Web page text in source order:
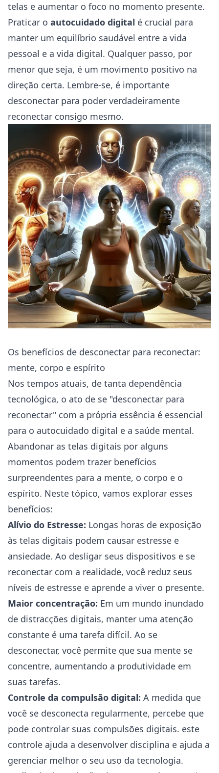
telas e aumentar o foco no momento presente.
Praticar o autocuidado digital é crucial para
manter um equilíbrio saudável entre a vida
pessoal e a vida digital. Qualquer passo, por
menor que seja, é um movimento positivo na
direção certa. Lembre-se, é importante
desconectar para poder verdadeiramente
reconectar consigo mesmo.
Os benefícios de desconectar para reconectar:
mente, corpo e espírito
Nos tempos atuais, de tanta dependência
tecnológica, o ato de se "desconectar para
reconectar" com a própria essência é essencial
para o autocuidado digital e a saúde mental.
Abandonar as telas digitais por alguns
momentos podem trazer benefícios
surpreendentes para a mente, o corpo e o
espírito. Neste tópico, vamos explorar esses
benefícios:
Alívio do Estresse: Longas horas de exposição
às telas digitais podem causar estresse e
ansiedade. Ao desligar seus dispositivos e se
reconectar com a realidade, você reduz seus
níveis de estresse e aprende a viver o presente.
Maior concentração: Em um mundo inundado
de distracções digitais, manter uma atenção
constante é uma tarefa difícil. Ao se
desconectar, você permite que sua mente se
concentre, aumentando a produtividade em
suas tarefas.
Controle da compulsão digital: A medida que
você se desconecta regularmente, percebe que
pode controlar suas compulsões digitais. este
controle ajuda a desenvolver disciplina e ajuda a
gerenciar melhor o seu uso da tecnologia.